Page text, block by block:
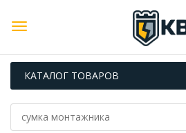
КАТАЛОГ ТОВАРОВ